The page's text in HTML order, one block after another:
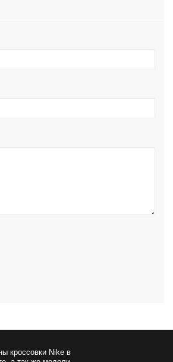
кроссовки Nikeв